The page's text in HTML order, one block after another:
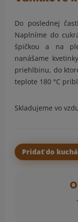
Do poslednej
Naplníme do
špičkou a na
nanášame
priehlbinu, do
teplote 180 °C
Skladujeme vo
Pridať do